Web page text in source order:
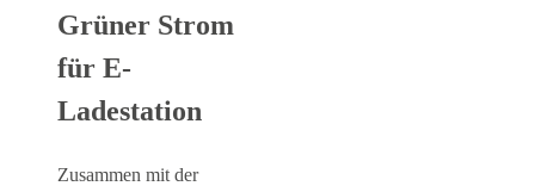
Grüner Strom
für E-
Ladestation
Zusammen mit der